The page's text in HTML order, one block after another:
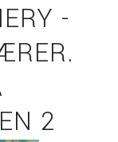
-
2